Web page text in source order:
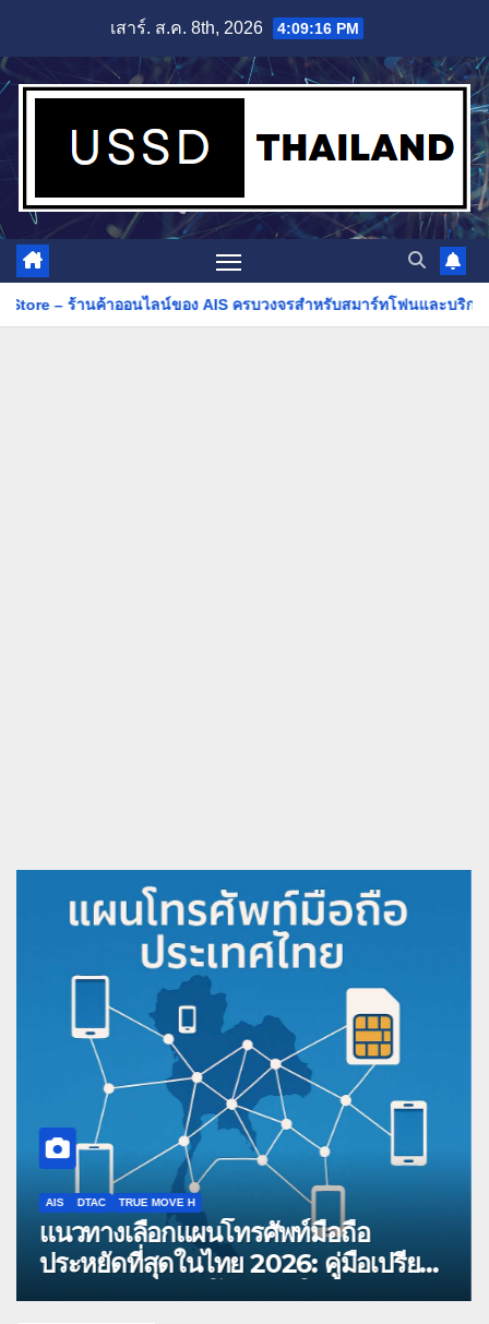
content
เสาร์. ส.ค. 8th, 2026 4:09:18 PM
AIS ครบวงจรสำหรับสมาร์ทโฟนและบริการดิจิทัล วิธีโอนเงินผ่
AIS DTAC TRUE MOVE H
แนวทางเลือกแผนโทรศัพท์มือถือ
ประหยัดที่สุดในไทย 2026: คู่มือเปรียบ
เทียบสำหรับผู้บริโภคสมัยใหม่